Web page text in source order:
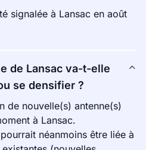
signalée à Lansac en août
de Lansac va-t-elle
se densifier ?
de nouvelle(s) antenne(s)
à Lansac.
néanmoins être liée à